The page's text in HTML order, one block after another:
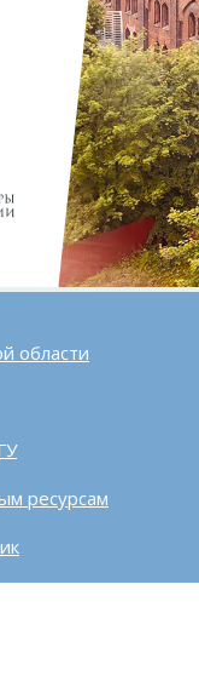
области
ресурсам